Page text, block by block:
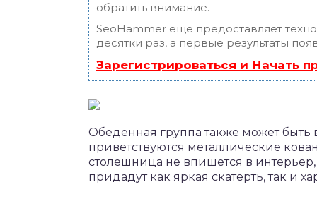
обратить внимание.
SeoHammer еще предоставляет
десятки раз, а первые результаты
Зарегистрироваться и Начать
Обеденная группа также может
приветствуются металлические
столешница не впишется в
придадут как яркая скатерть, так и